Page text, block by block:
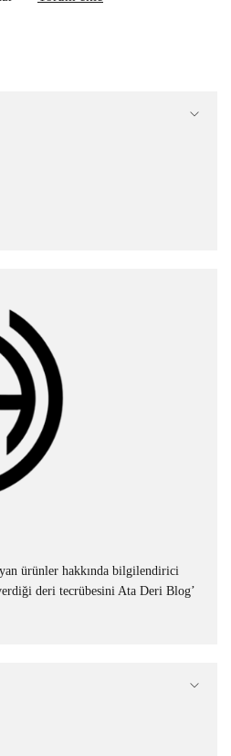
ürünler hakkında bilgilendirici
deri tecrübesini Ata Deri Blog’